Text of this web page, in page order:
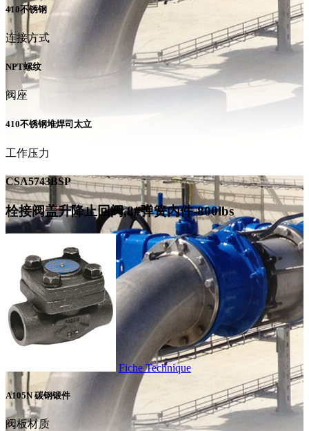
410不锈钢
连接方式
NPT螺纹
阀座
410不锈钢堆焊司太立
工作压力
CSA5743BSP
栓接阀盖升降止回阀,8#弹簧内件-800lbs
Fiche Technique
A105N 碳钢锻件
阀板材质